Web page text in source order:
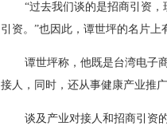
“过去我们谈的是招商引资
引资。”也因此，谭世坪的名片
谭世坪称，他既是台湾电子
接人，同时，还从事健康产业推广
谈及产业对接人和招商引资